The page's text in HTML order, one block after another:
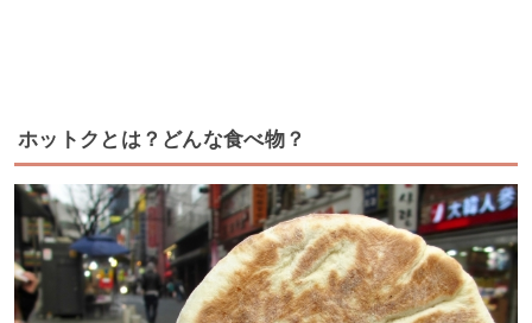
ホットクとは？どんな食べ物？